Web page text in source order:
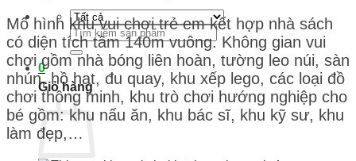
Tìm
kiếm:
0
Giỏ hàng
Mô hình khu vui chơi trẻ em kết hợp nhà sách
có diện tích tầm 140m vuông. Không gian vui
chơi gồm nhà bóng liên hoàn, tường leo núi, sàn
nhún, hồ hạt, đu quay, khu xếp lego, các loại đồ
chơi thông minh, khu trò chơi hướng nghiệp cho
bé gồm: khu nấu ăn, khu bác sĩ, khu kỹ sư, khu
làm đẹp,…